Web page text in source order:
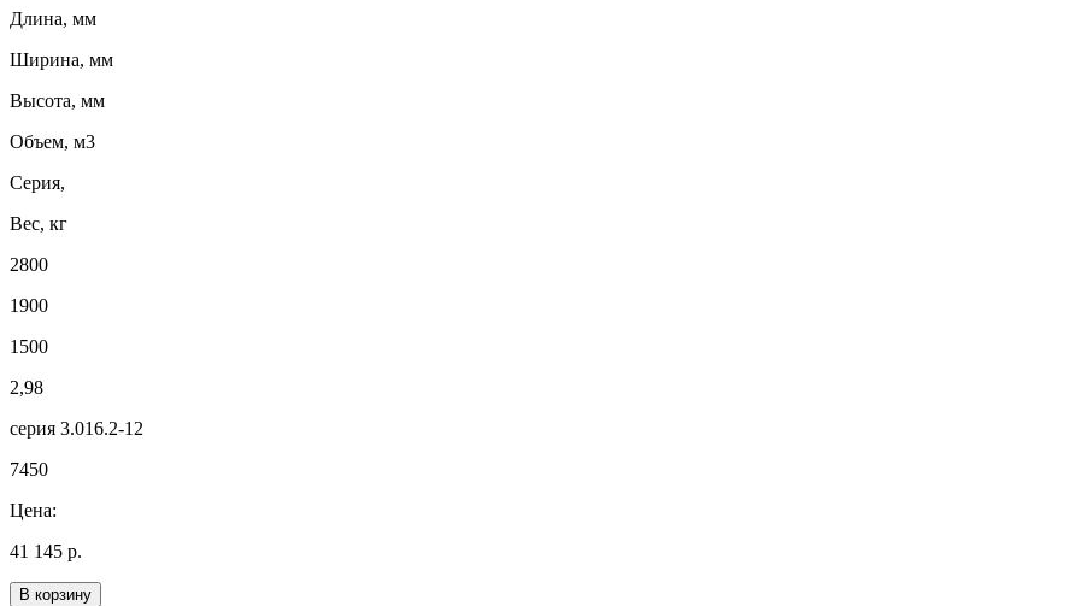
Длина, мм
Ширина, мм
Высота, мм
Объем, м3
Серия,
Вес, кг
2800
1900
1500
2,98
серия 3.016.2-12
7450
Цена:
41 145 р.
В корзину